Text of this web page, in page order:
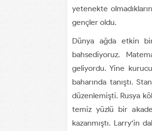
yetenekte
gençler oldu.
Dünya ağda etkin
bahsediyoruz.
geliyordu. Yine
baharında tanıştı.
düzenlemişti. Rusya
temiz yüzlü bir
kazanmıştı. Larry‘in